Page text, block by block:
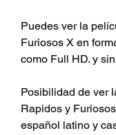
Puedes ver la
Furiosos X en
como Full HD. y
Posibilidad de ver
Rapidos y
español latino y